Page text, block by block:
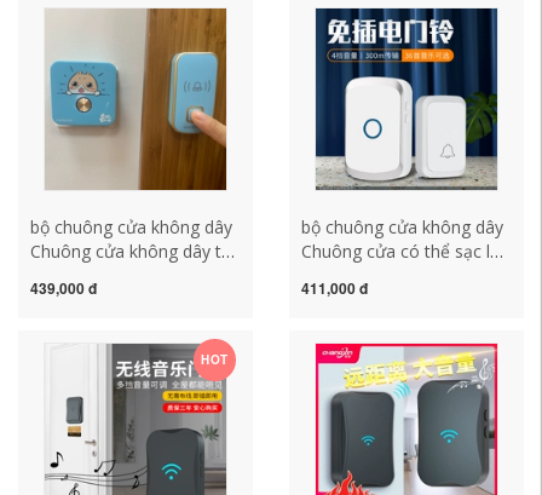
cửa không dây cao cấp
chuông không dây
thương âm nhạc sáng tạo
một đến hai pin chuông
cửa không dây chuông
báo không dây
bộ chuông cửa không dây
Chuông cửa không dây tại
minh siêu dài điều khiển từ
dễ thương âm nhạc sáng
tạo một đến hai chuông
cửa không dây cao cấp
chuông cửa kawasan
439,000 đ
bộ chuông cửa không dây
Chuông cửa có thể sạc lại
gia đình Mô hình DC chưa
Người gọi chuông cửa
không dây chống nước pin
chuông cửa
411,000 đ
HOT